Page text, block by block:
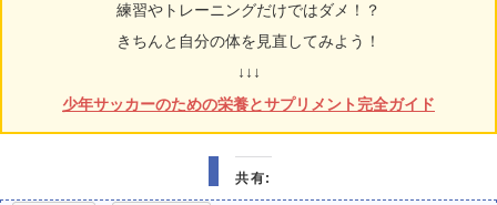
練習やトレーニングだけではダメ！？
きちんと自分の体を見直してみよう！
↓↓↓
少年サッカーのための栄養とサプリメント完全ガイド
共有: